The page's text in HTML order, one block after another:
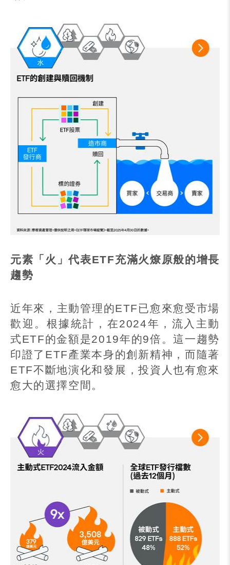
元素「火」代表ETF充滿火燎原般的增長
趨勢
近年來，主動管理的ETF 已愈來愈受市場
歡迎。根據統計，在2024年，流入主動
式ETF的金額是2019年的9倍。這一趨勢
印證了 ETF產業本身的創新精神，而隨著
ETF不斷地演化和發展，投資人也有愈來
愈大的選擇空間。